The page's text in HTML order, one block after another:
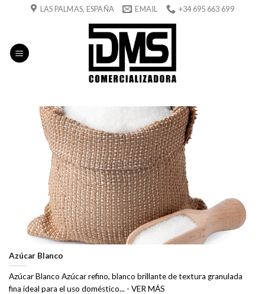
LAS PALMAS, ESPAÑA EMAIL +34 695 663 699
Azúcar Blanco
Azúcar Blanco Azúcar refino, blanco brillante de textura granulada
fina ideal para el uso doméstico... - VER MÁS